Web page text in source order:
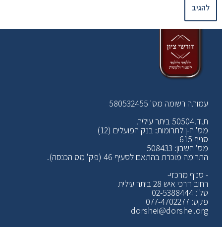
עמותה רשומה מס' 580532455
ת.ד.50504 ביתר עילית
מס' ח-ן לתרומות: בנק הפועלים (12)
סניף 615
מס' חשבון: 508433
התרומה מוכרת בהתאם לסעיף 46 (פק' מס הכנסה).
- סניף מרכזי-
רחוב דרכי איש 28 ביתר עילית
טל': 02-5388444
פקס: 077-4702277
dorshei@dorshei.org